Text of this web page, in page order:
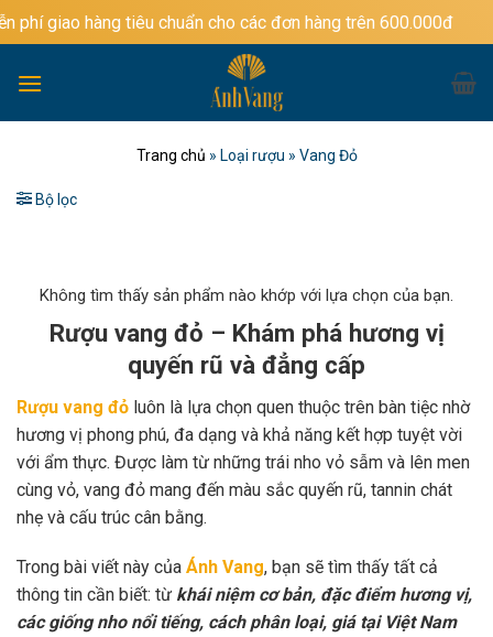
Bỏ
qua
dung
tiêu chuẩn cho các đơn hàng trên 600.000đ
Trang chủ » Loại rượu » Vang Đỏ
Bộ lọc
Không tìm thấy sản phẩm nào khớp với lựa chọn của bạn.
Rượu vang đỏ – Khám phá hương vị
quyến rũ và đẳng cấp
Rượu vang đỏ luôn là lựa chọn quen thuộc trên bàn tiệc nhờ
hương vị phong phú, đa dạng và khả năng kết hợp tuyệt vời
với ẩm thực. Được làm từ những trái nho vỏ sẫm và lên men
cùng vỏ, vang đỏ mang đến màu sắc quyến rũ, tannin chát
nhẹ và cấu trúc cân bằng.
Trong bài viết này của Ánh Vang, bạn sẽ tìm thấy tất cả
thông tin cần biết: từ khái niệm cơ bản, đặc điểm hương vị,
các giống nho nổi tiếng, cách phân loại, giá tại Việt Nam